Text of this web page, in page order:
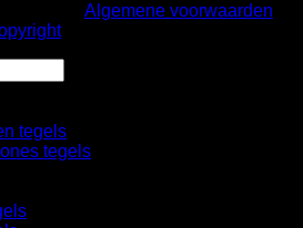
Algemene voorwaarden
tegels
tegels